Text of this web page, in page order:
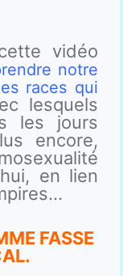
vidéo
notre
races qui
lesquels
les jours
encore,
en lien
FASSE